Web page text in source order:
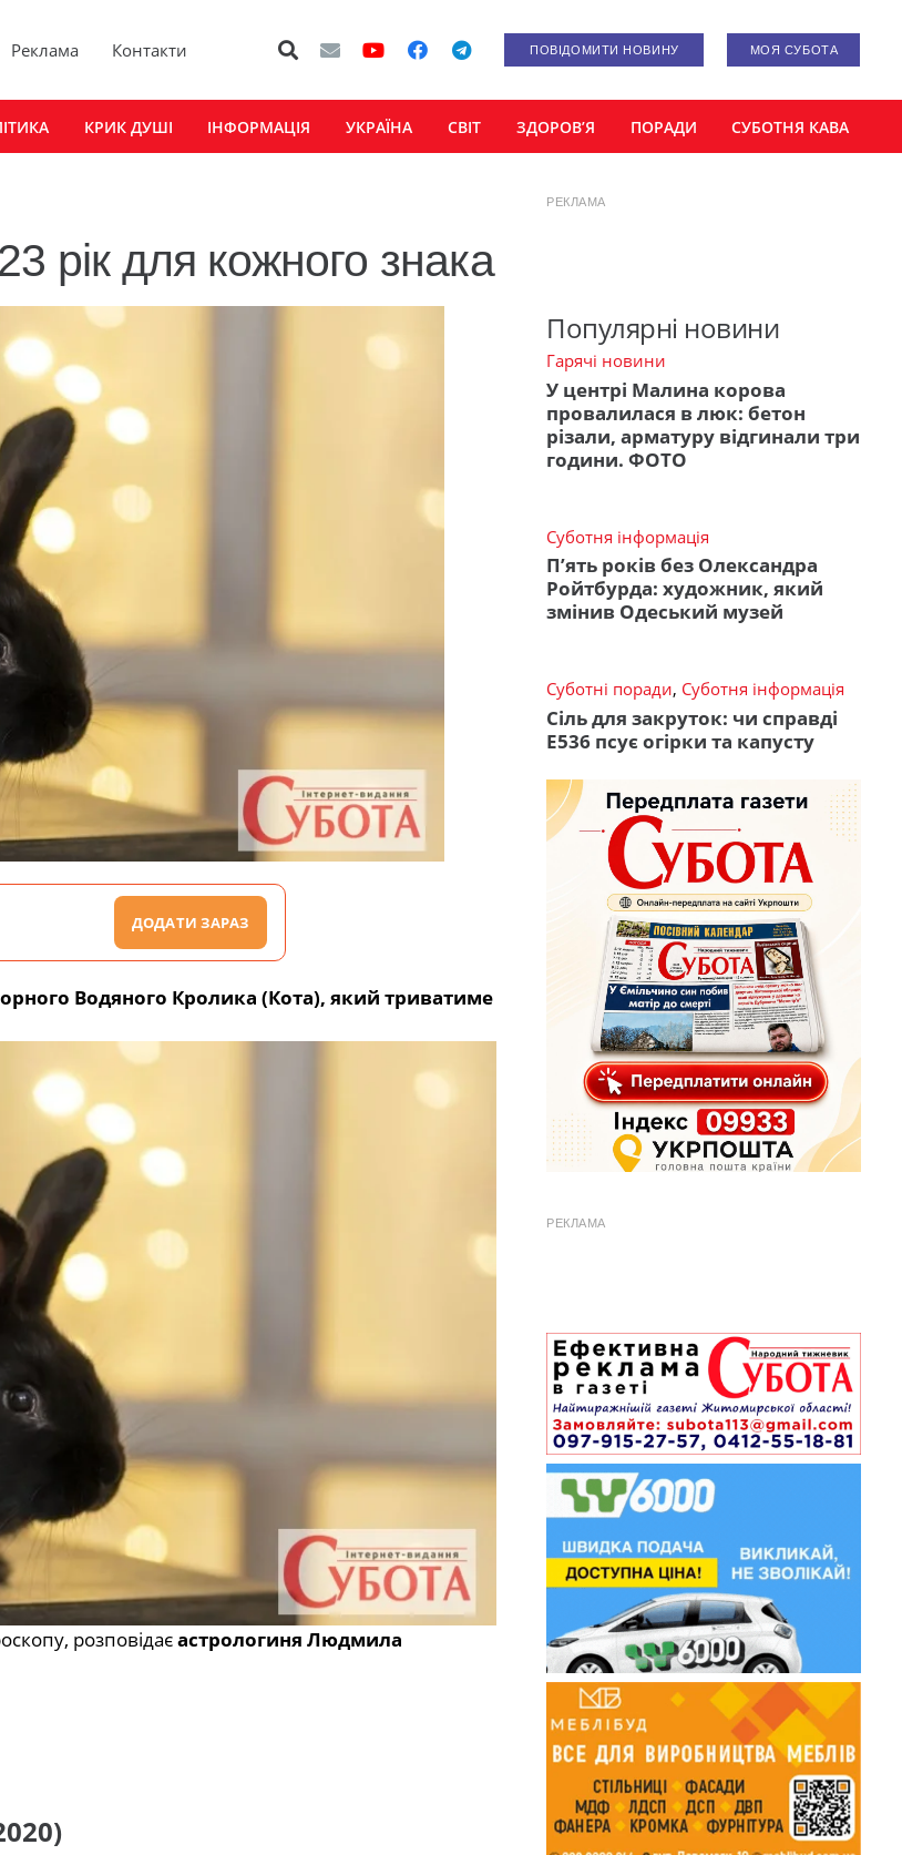
Реклама Контакти ПОВІДОМИТИ НОВИНУ МОЯ СУБОТА
КРИК ДУШІ ІНФОРМАЦІЯ УКРАЇНА СВІТ ЗДОРОВ’Я ПОРАДИ СУБОТНЯ КАВА
рік для кожного знака
ДОДАТИ ЗАРАЗ
Водяного Кролика (Кота), який триватиме
розповідаєастрологиня Людмила
РЕКЛАМА
Популярні новини
Гарячі новини
У центрі Малина корова
провалилася в люк: бетон
різали, арматуру відгинали три
години. ФОТО
Суботня інформація
П’ять років без Олександра
Ройтбурда: художник, який
змінив Одеський музей
Суботні поради, Суботня інформація
Сіль для закруток: чи справді
Е536 псує огірки та капусту
РЕКЛАМА